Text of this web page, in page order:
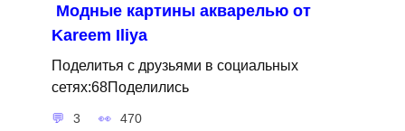
Модные картины акварелью от
Kareem Iliya
Поделитья с друзьями в социальных
сетях:68Поделились
3 470